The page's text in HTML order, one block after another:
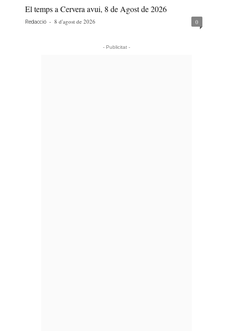
El temps a Cervera avui, 8 de Agost de 2026
Redacció - 8 d'agost de 2026 0
- Publicitat -